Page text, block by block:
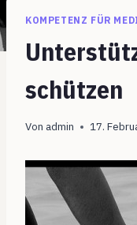
KOMPETENZ FÜR
schützen
Von admin 17.